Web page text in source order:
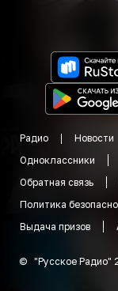
Радио Новости
Одноклассники
Обратная связь
Политика
Выдача призов
© "Русское Радио"